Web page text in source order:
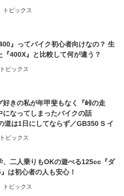
トピックス
』ってバイク初心者向けなの？ 生
『400X』と比較して何が違う？
トピックス
好きの私が年甲斐もなく『峠の走
になってしまったバイクの話
道は1日にしてならず／GB350 S イ
ュー 前編】
トピックス
、二人乗りもOKの遊べる125cc『ダ
は初心者の人も安心！
トピックス